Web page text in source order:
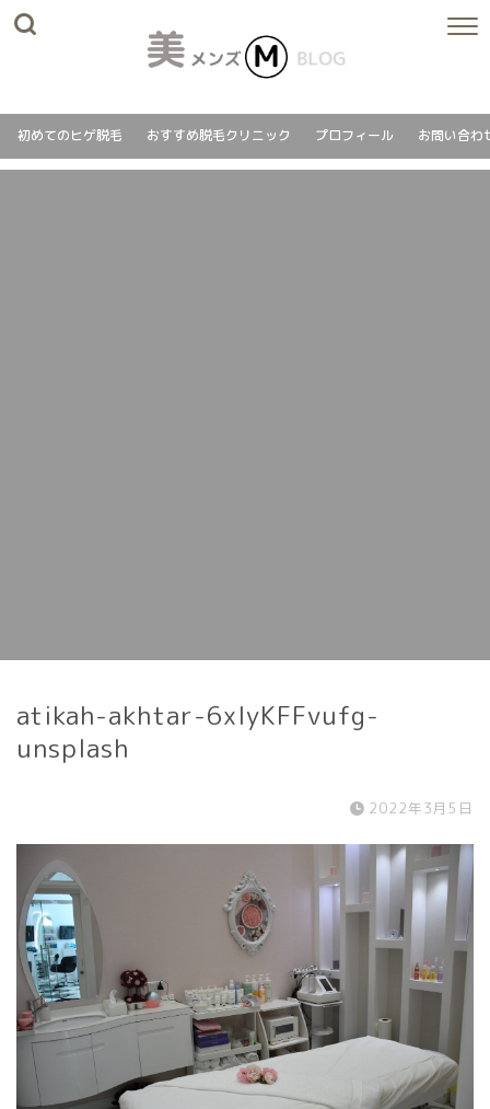
初めてのヒゲ脱毛 おすすめ脱毛クリニック プロフィール お問い合わ
atikah-akhtar-6xlyKFFvufg-
unsplash
2022年3月5日